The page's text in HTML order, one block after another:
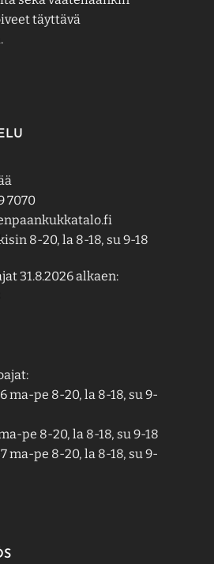
täyttävä
7070
8-20, la 8-18, su 9-18
31.8.2026 alkaen:
ma-pe 8-20, la 8-18, su 9-
pe 8-20, la 8-18, su 9-18
ma-pe 8-20, la 8-18, su 9-